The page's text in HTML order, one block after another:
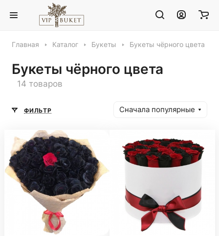
Главная Каталог Букеты Букеты чёрного цвета
Букеты чёрного цвета
14 товаров
ФИЛЬТР Сначала популярные